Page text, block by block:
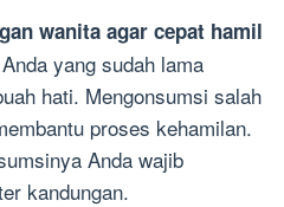
wanita agar cepat hamil
yang sudah lama
hati. Mengonsumsi salah
proses kehamilan.
Anda wajib
kandungan.